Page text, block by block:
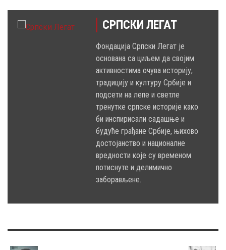
СРПСКИ ЛЕГАТ
Фондација Српски Легат је
основана са циљем да својим
активностима очува историју,
традицију и културу Србије и
подсети на лепе и светле
тренутке српске историје како
би инспирисали садашње и
будуће грађане Србије, њихово
достојанство и националне
вредности које су временом
потиснуте и делимично
заборављене.